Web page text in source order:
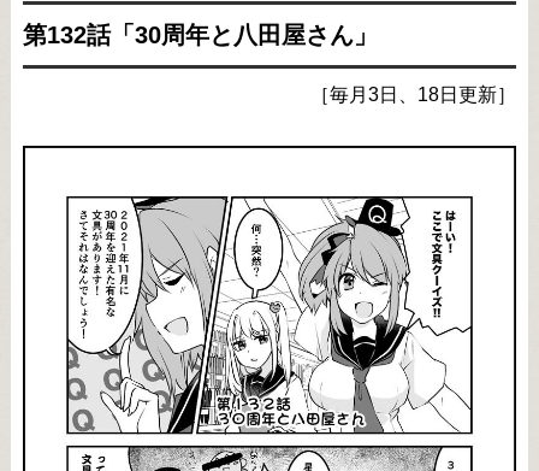
第132話「30周年と八田屋さん」
［毎月3日、18日更新］